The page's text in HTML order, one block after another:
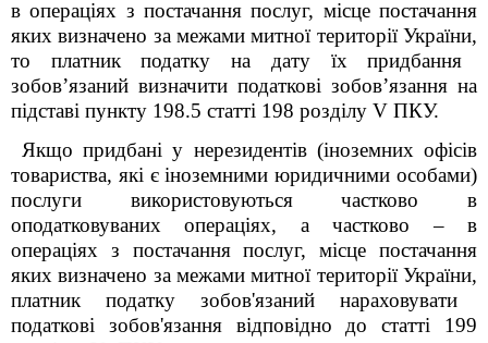
в операціях з постачання послуг, місце постачання
яких визначено за межами митної території України,
то платник податку на дату їх придбання
зобов’язаний визначити податкові зобов’язання на
підставі пункту 198.5 статті 198 розділу V ПКУ.
Якщо придбані у нерезидентів (іноземних офісів
товариства, які є іноземними юридичними особами)
послуги використовуються частково в
оподатковуваних операціях, а частково – в
операціях з постачання послуг, місце постачання
яких визначено за межами митної території України,
платник податку зобов'язаний нараховувати
податкові зобов'язання відповідно до статті 199